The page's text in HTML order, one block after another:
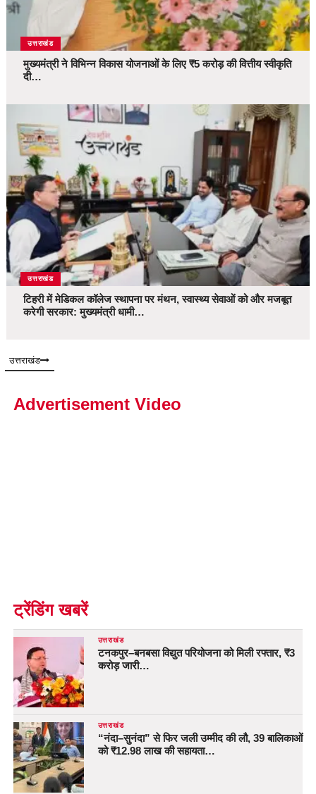
उत्तराखंड
मुख्यमंत्री ने विभिन्न विकास योजनाओं के लिए ₹5 करोड़ की वित्तीय स्वीकृति
दी…
उत्तराखंड
टिहरी में मेडिकल कॉलेज स्थापना पर मंथन, स्वास्थ्य सेवाओं को और मजबूत
करेगी सरकार: मुख्यमंत्री धामी…
उत्तराखंड
Advertisement Video
ट्रेंडिंग खबरें
उत्तराखंड
टनकपुर–बनबसा विद्युत परियोजना को मिली रफ्तार, ₹3
करोड़ जारी…
उत्तराखंड
“नंदा–सुनंदा” से फिर जली उम्मीद की लौ, 39 बालिकाओं
को ₹12.98 लाख की सहायता…